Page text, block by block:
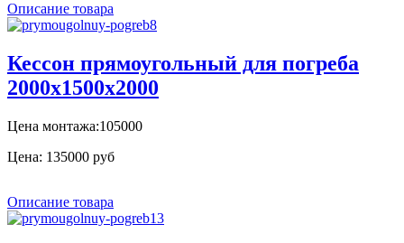
Описание товара
Кессон прямоугольный для погреба
2000х1500х2000
Цена монтажа:105000
Цена: 135000 руб
Описание товара